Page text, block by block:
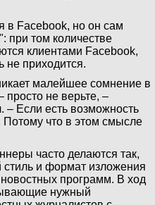
в Facebook, но он сам
при том количестве
клиентами Facebook,
приходится.
малейшее сомнение в
просто не верьте, –
– Если есть возможность
Потому что в этом смысле
часто делаются так,
стиль и формат изложения
программ. В ход
нужный